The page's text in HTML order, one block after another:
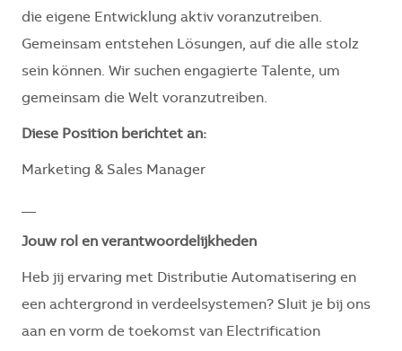
die eigene Entwicklung aktiv voranzutreiben.
Gemeinsam entstehen Lösungen, auf die alle stolz
sein können. Wir suchen engagierte Talente, um
gemeinsam die Welt voranzutreiben.
Diese Position berichtet an:
Marketing & Sales Manager
Jouw rol en verantwoordelijkheden
Heb jij ervaring met Distributie Automatisering en
een achtergrond in verdeelsystemen? Sluit je bij ons
aan en vorm de toekomst van Electrification